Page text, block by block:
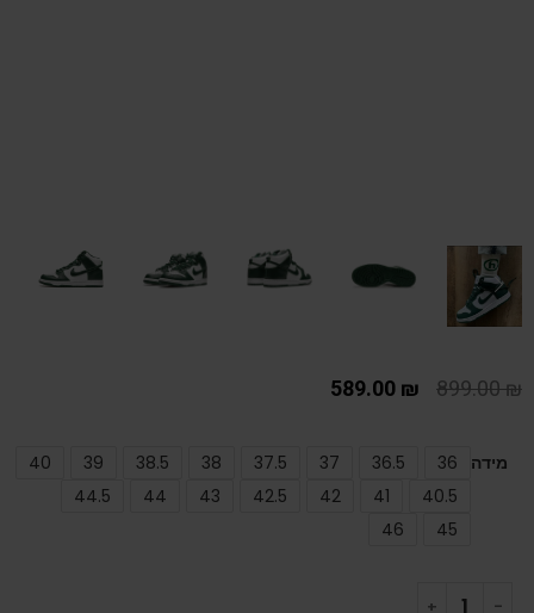
899.00₪
589.00 ₪
מידה 36
36.5
37
37.5
38
38.5
39
40
40.5
41
42
42.5
43
44
44.5
45
46